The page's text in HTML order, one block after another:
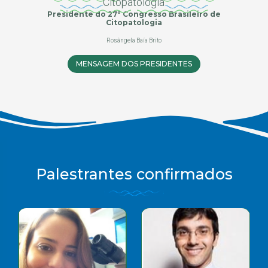
Presidente do 27º Congresso Brasileiro de
Citopatologia
Rosângela Baía Brito
MENSAGEM DOS PRESIDENTES
Palestrantes confirmados